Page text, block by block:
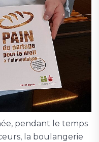
pendant le temps
la boulangerie